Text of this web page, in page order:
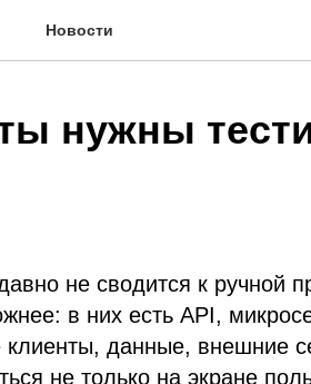
Новости
нужны
не сводится к ручной
в них есть API,
клиенты, данные, внешние
не только на экране